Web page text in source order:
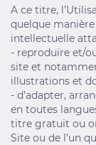
A ce titre,
quelque
intellectuelle
- reproduire et/
site et
illustrations et
- d’adapter,
en toutes
titre gratuit ou
Site ou de l’un